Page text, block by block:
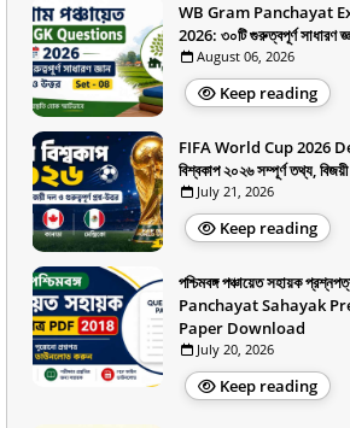
WB Gram Panchayat
2026: ৩০টি গুরুত্বপূর্ণ সাধারণ
August 06, 2026
Keep reading
FIFA World Cup 2026
বিশ্বকাপ ২০২৬ সম্পূর্ণ তথ্য,
July 21, 2026
Keep reading
পশ্চিমবঙ্গ পঞ্চায়েত সহায়ক
Panchayat Sahayak
Paper Download
July 20, 2026
Keep reading